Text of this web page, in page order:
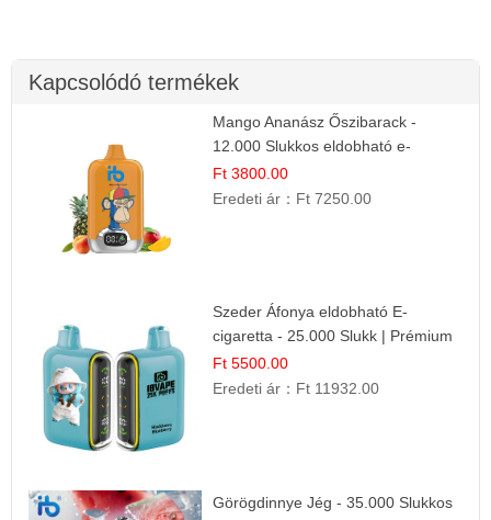
Kapcsolódó termékek
Mango Ananász Őszibarack -
12.000 Slukkos eldobható e-
Cigaretta
Ft 3800.00
Eredeti ár： Ft 7250.00
Szeder Áfonya eldobható E-
cigaretta - 25.000 Slukk | Prémium
Gyümölcs Íz
Ft 5500.00
Eredeti ár： Ft 11932.00
Görögdinnye Jég - 35.000 Slukkos